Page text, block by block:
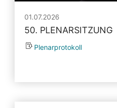
01.07.2026
50. PLENARSITZUNG
Plenarprotokoll